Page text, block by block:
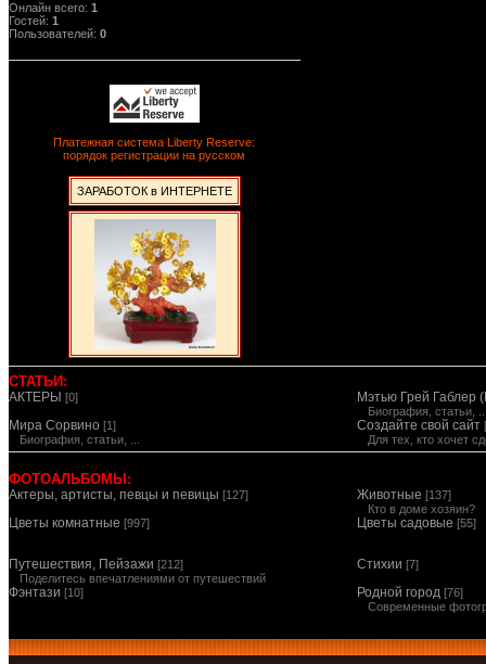
Онлайн всего: 1
Гостей: 1
Пользователей: 0
Платежная система Liberty Reserve:
порядок регистрации на русском
ЗАРАБОТОК в ИНТЕРНЕТЕ
СТАТЬИ:
АКТЕРЫ [0] Мэтью Грей Габлер
Биография, статьи,
Мира Сорвино [1]
Биография, статьи, ...
Создайте свой сайт
Для тех, кто хочет
ФОТОАЛЬБОМЫ:
Актеры, артисты, певцы и певицы [127] Животные [137]
Кто в доме хозяин?
Цветы комнатные [997] Цветы садовые [55]
Путешествия, Пейзажи [212]
Поделитесь впечатлениями от путешествий
Стихии [7]
Фэнтази [10] Родной город [76]
Современные